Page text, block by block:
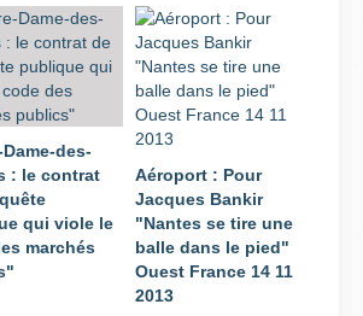
des-
: le contrat
qui viole le
marchés
Aéroport : Pour
Jacques Bankir
"Nantes se tire une
balle dans le pied"
Ouest France 14 11
2013